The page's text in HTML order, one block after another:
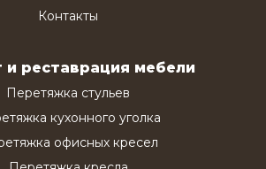
Контакты
и реставрация мебели
Перетяжка стульев
кухонного уголка
офисных кресел